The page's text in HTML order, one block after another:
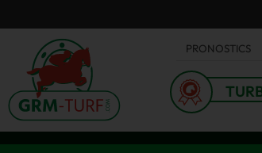
PRONOSTICS